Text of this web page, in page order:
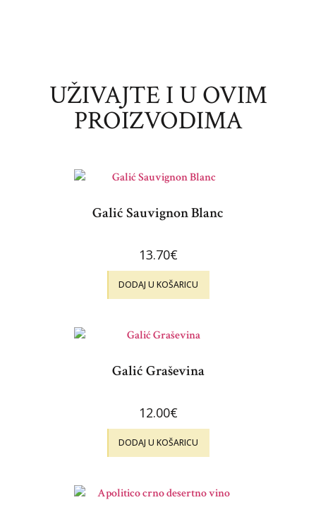
UŽIVAJTE I U OVIM
PROIZVODIMA
Galić Sauvignon Blanc
13.70€
DODAJ U KOŠARICU
Galić Graševina
12.00€
DODAJ U KOŠARICU